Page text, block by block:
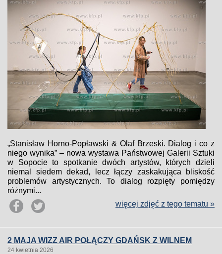
„Stanisław Horno-Popławski & Olaf Brzeski. Dialog i co z
niego wynika” – nowa wystawa Państwowej Galerii Sztuki
w Sopocie to spotkanie dwóch artystów, których dzieli
niemal siedem dekad, lecz łączy zaskakująca bliskość
problemów artystycznych. To dialog rozpięty pomiędzy
różnymi...
więcej zdjęć z tego tematu »
2 MAJA WIZZ AIR POŁĄCZY GDAŃSK Z WILNEM
24 kwietnia 2026